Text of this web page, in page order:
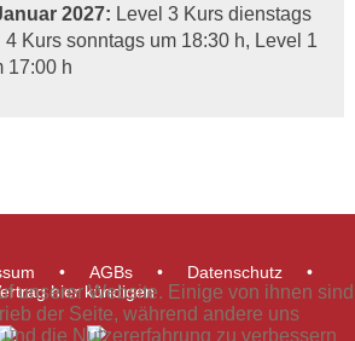
2027: Level 3 Kurs dienstags
Kurs sonntags um 18:30 h, Level 1
17:00 h
AGBs
Datenschutz
hier kündigen
unserer Website. Einige von ihnen sind
der Seite, während andere uns
die Nutzererfahrung zu verbessern